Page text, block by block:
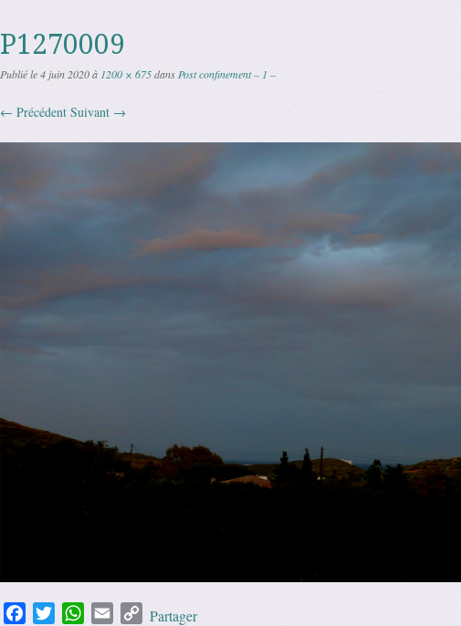
P1270009
Publié le4 juin 2020à 1200 × 675dans Post confinement – 1 –
← Précédent Suivant →
FacebookTwitterWhatsApp
Email Copy
Partager